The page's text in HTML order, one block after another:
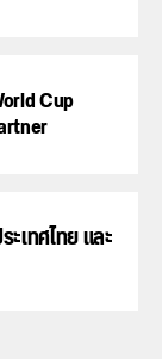
Cup
เทศไทย และ